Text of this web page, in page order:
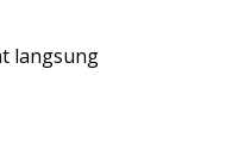
langsung